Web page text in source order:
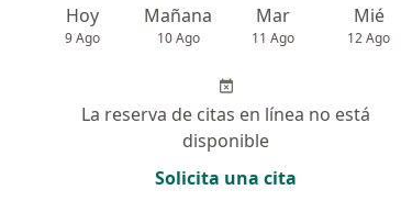
Hoy
9 Ago
Mañana
10 Ago
Mar
11 Ago
Mié
12 Ago
La reserva de citas en línea no está
disponible
Solicita una cita